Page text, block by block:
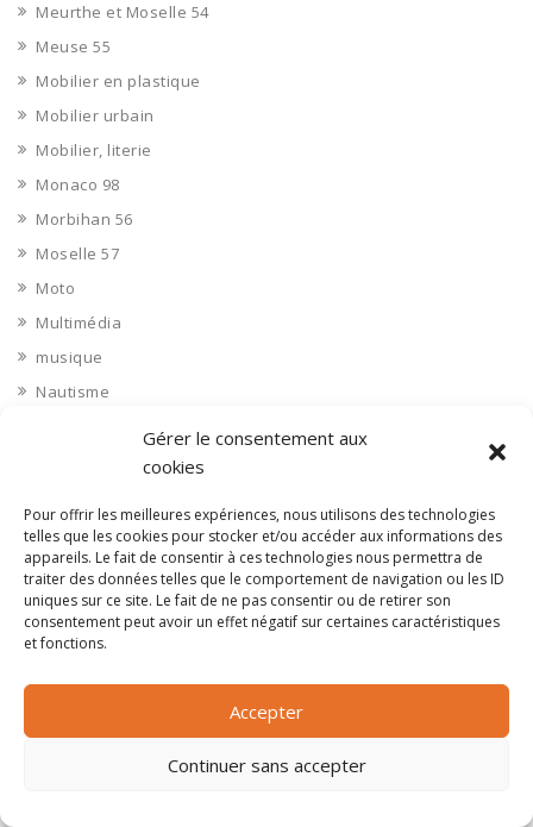
Gérer le consentement aux
cookies
Pour offrir les meilleures expériences, nous utilisons des technologies
telles que les cookies pour stocker et/ou accéder aux informations des
appareils. Le fait de consentir à ces technologies nous permettra de
traiter des données telles que le comportement de navigation ou les ID
uniques sur ce site. Le fait de ne pas consentir ou de retirer son
consentement peut avoir un effet négatif sur certaines caractéristiques
et fonctions.
Accepter
Continuer sans accepter
Meurthe et Moselle 54
Meuse 55
Mobilier en plastique
Mobilier urbain
Mobilier, literie
Monaco 98
Morbihan 56
Moselle 57
Moto
Multimédia
musique
Nautisme
Nord 59
Nucléaire
Objets connectés
Objets en plastique
Opérateurs télécom